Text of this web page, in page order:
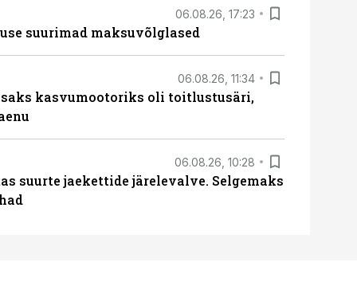
06.08.26, 17:23
suurimad maksuvõlglased
06.08.26, 11:34
kasvumootoriks oli toitlustusäri,
06.08.26, 10:28
suurte jaekettide järelevalve. Selgemaks